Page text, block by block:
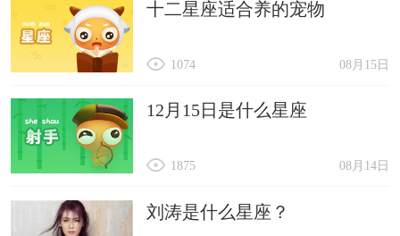
十二星座适合养的宠物
08月15日
1074
12月15日是什么星座
08月14日
1875
刘涛是什么星座？